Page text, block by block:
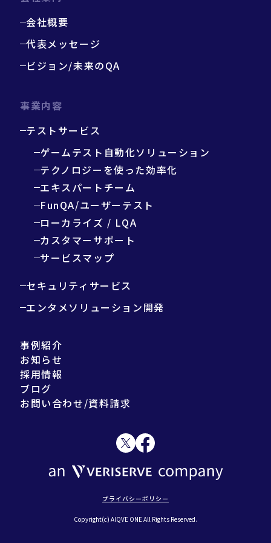
会社概要
代表メッセージ
ビジョン/未来のQA
事業内容
テストサービス
ゲームテスト自動化ソリューション
テクノロジーを使った効率化
エキスパートチーム
FunQA/ユーザーテスト
ローカライズ / LQA
カスタマーサポート
サービスマップ
セキュリティサービス
エンタメソリューション開発
事例紹介
お知らせ
採用情報
ブログ
お問い合わせ/資料請求
プライバシーポリシー
Copyright(c) AIQVE ONE All Rights Reserved.